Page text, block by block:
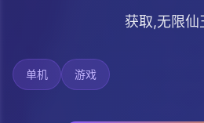
获取,无限仙
单机 游戏